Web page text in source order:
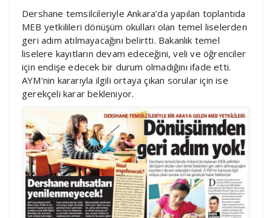
Dershane temsilcileriyle Ankara’da yapılan toplantıda
MEB yetkilileri dönüşüm okulları olan temel liselerden
geri adım atılmayacağını belirtti. Bakanlık temel
liselere kayıtların devam edeceğini, veli ve öğrenciler
için endişe edecek bir durum olmadığını ifade etti.
AYM’nin kararıyla ilgili ortaya çıkan sorular için ise
gerekçeli karar bekleniyor.